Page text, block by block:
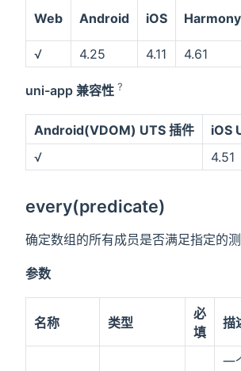
Web Android iOS
√
4.25 4.11 4.61
uni-app 兼容性 ?
Android(VDOM) UTS 插件
iOS
√
4.51
every(predicate)
确定数组的所有成员是否满足指定的测
参数
名称 类型
必
填
描
一